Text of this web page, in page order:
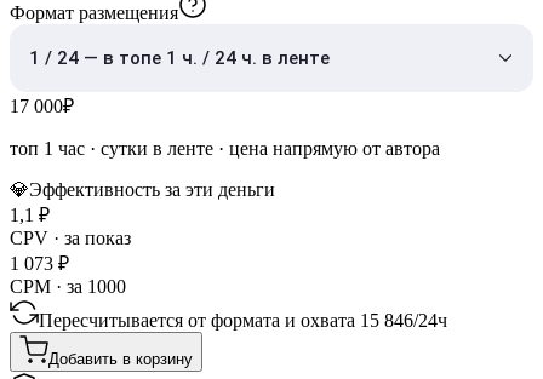
Формат размещения
1 / 24 — в топе 1 ч. / 24 ч. в ленте
17 000₽
топ 1 час · сутки в ленте · цена напрямую от автора
💎Эффективность за эти деньги
1,1 ₽
CPV · за показ
1 073 ₽
CPM · за 1000
Пересчитывается от формата и охвата 15 846/24ч
Добавить в корзину